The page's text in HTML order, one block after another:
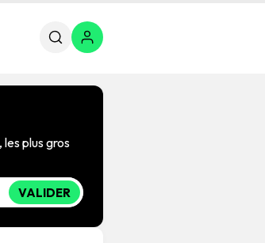
plus gros
VALIDER